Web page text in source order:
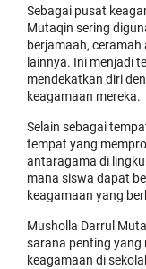
Sebagai pusat
Mutaqin sering
berjamaah,
lainnya. Ini menjadi
mendekatkan diri
keagamaan mereka.
Selain sebagai
tempat yang
antaragama di
mana siswa dapat
keagamaan yang
Musholla Darrul
sarana penting yang
keagamaan di